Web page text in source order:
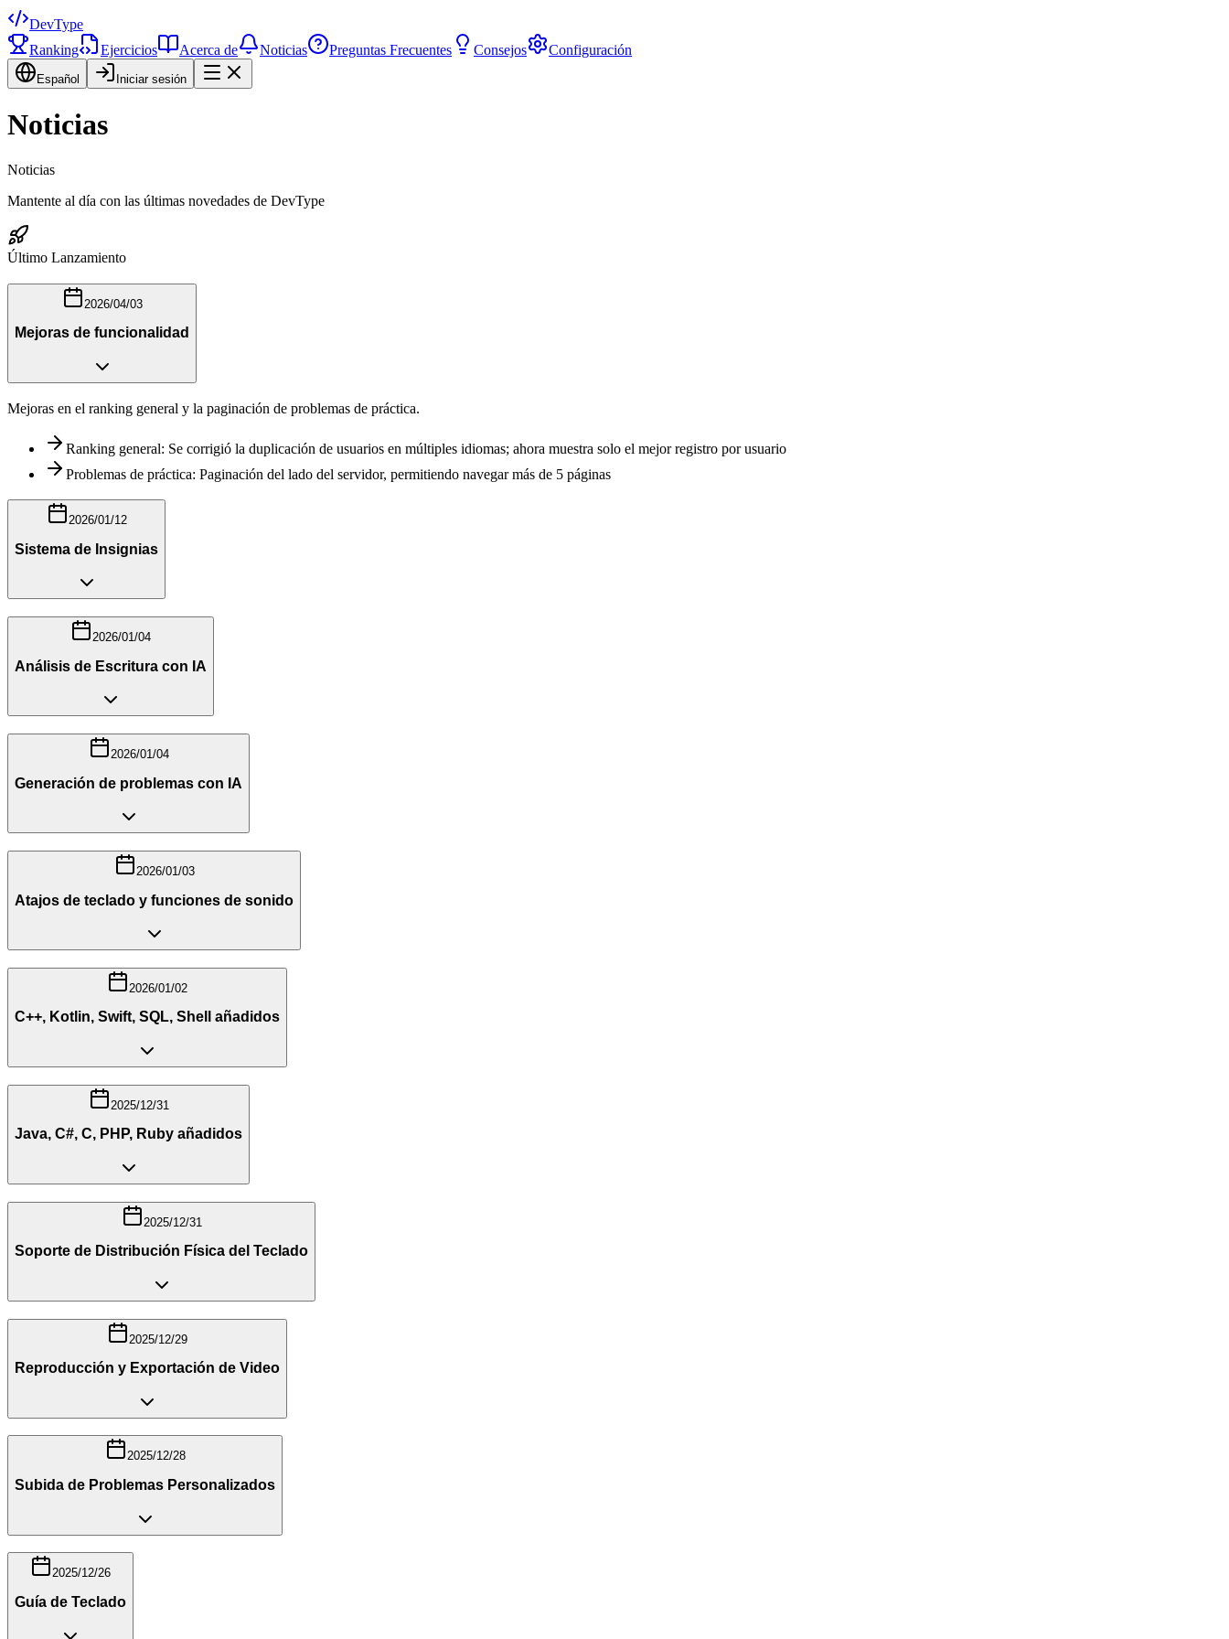
DevType
Ranking
Ejercicios Acerca de Noticias Preguntas Frecuentes Consejos Configuración
Español Iniciar sesión
Noticias
Noticias
Mantente al día con las últimas novedades de DevType
Último Lanzamiento
2026/04/03
Mejoras de funcionalidad
Mejoras en el ranking general y la paginación de problemas de práctica.
Ranking general: Se corrigió la duplicación de usuarios en múltiples idiomas; ahora muestra solo el mejor registro por usuario
Problemas de práctica: Paginación del lado del servidor, permitiendo navegar más de 5 páginas
2026/01/12
Sistema de Insignias
2026/01/04
Análisis de Escritura con IA
2026/01/04
Generación de problemas con IA
2026/01/03
Atajos de teclado y funciones de sonido
2026/01/02
C++, Kotlin, Swift, SQL, Shell añadidos
2025/12/31
Java, C#, C, PHP, Ruby añadidos
2025/12/31
Soporte de Distribución Física del Teclado
2025/12/29
Reproducción y Exportación de Video
2025/12/28
Subida de Problemas Personalizados
2025/12/26
Guía de Teclado